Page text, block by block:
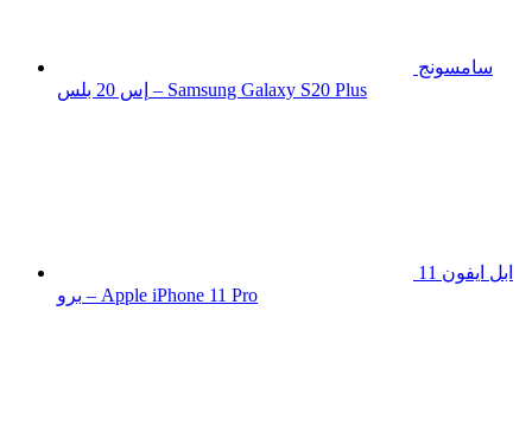
سامسونج
إس 20 بلس – Samsung Galaxy S20 Plus
ابل ايفون 11
برو – Apple iPhone 11 Pro